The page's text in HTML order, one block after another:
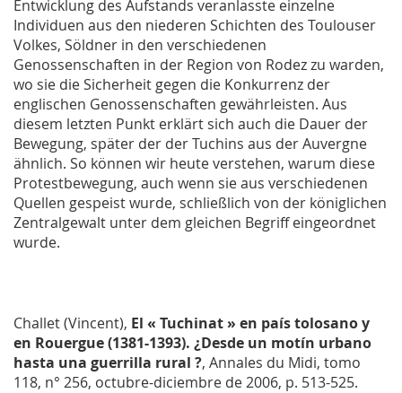
Entwicklung des Aufstands veranlasste einzelne
Individuen aus den niederen Schichten des Toulouser
Volkes, Söldner in den verschiedenen
Genossenschaften in der Region von Rodez zu warden,
wo sie die Sicherheit gegen die Konkurrenz der
englischen Genossenschaften gewährleisten. Aus
diesem letzten Punkt erklärt sich auch die Dauer der
Bewegung, später der der Tuchins aus der Auvergne
ähnlich. So können wir heute verstehen, warum diese
Protestbewegung, auch wenn sie aus verschiedenen
Quellen gespeist wurde, schließlich von der königlichen
Zentralgewalt unter dem gleichen Begriff eingeordnet
wurde.
Challet (Vincent), El « Tuchinat » en país tolosano y
en Rouergue (1381-1393). ¿Desde un motín urbano
hasta una guerrilla rural ?, Annales du Midi, tomo
118, n° 256, octubre-diciembre de 2006, p. 513-525.